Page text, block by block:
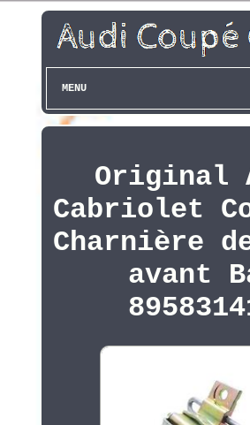
MENU
Original
Cabriolet
Charnière
avant